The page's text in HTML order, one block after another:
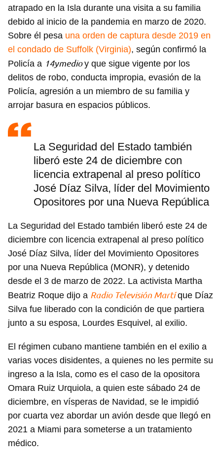
atrapado en la Isla durante una visita a su familia
debido al inicio de la pandemia en marzo de 2020.
Sobre él pesa una orden de captura desde 2019 en
el condado de Suffolk (Virginia), según confirmó la
Policía a 14ymedioy que sigue vigente por los
delitos de robo, conducta impropia, evasión de la
Policía, agresión a un miembro de su familia y
arrojar basura en espacios públicos.
La Seguridad del Estado también
liberó este 24 de diciembre con
licencia extrapenal al preso político
José Díaz Silva, líder del Movimiento
Opositores por una Nueva República
La Seguridad del Estado también liberó este 24 de
diciembre con licencia extrapenal al preso político
José Díaz Silva, líder del Movimiento Opositores
por una Nueva República (MONR), y detenido
desde el 3 de marzo de 2022. La activista Martha
Beatriz Roque dijo a Radio Televisión Martíque Díaz
Silva fue liberado con la condición de que partiera
junto a su esposa, Lourdes Esquivel, al exilio.
El régimen cubano mantiene también en el exilio a
varias voces disidentes, a quienes no les permite su
ingreso a la Isla, como es el caso de la opositora
Omara Ruiz Urquiola, a quien este sábado 24 de
diciembre, en vísperas de Navidad, se le impidió
por cuarta vez abordar un avión desde que llegó en
2021 a Miami para someterse a un tratamiento
médico.